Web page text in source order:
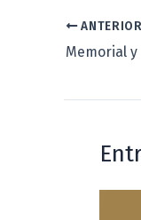
ANTERIOR